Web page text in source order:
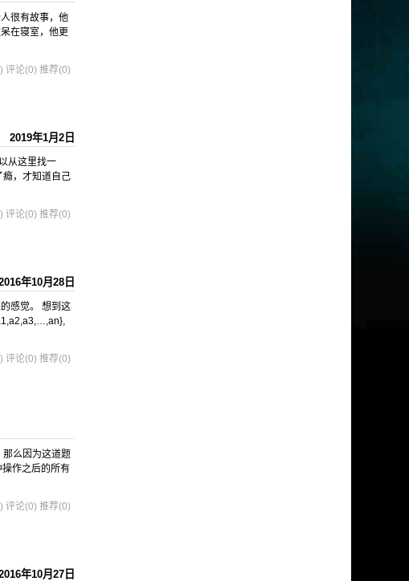
很有故事，他
在寝室，他更
评论(0) 推荐(0)
2019年1月2日
从这里找一
，才知道自己
评论(0) 推荐(0)
年10月28日
感觉。 想到这
评论(0) 推荐(0)
那么因为这道题
作之后的所有
评论(0) 推荐(0)
年10月27日